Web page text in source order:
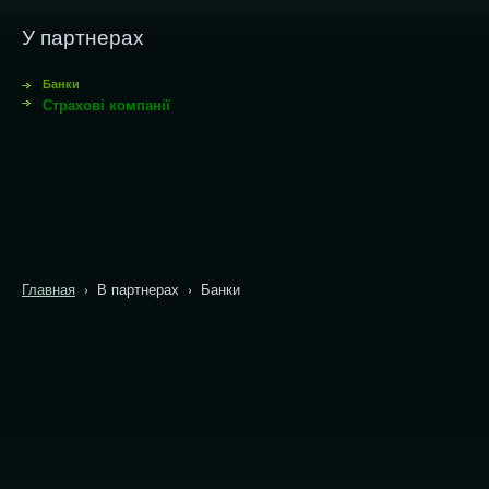
У партнерах
Банки
Страхові компанії
Главная › В партнерах › Банки